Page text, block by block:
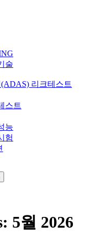
술
리크테스트
스트
능
험
5월 2026